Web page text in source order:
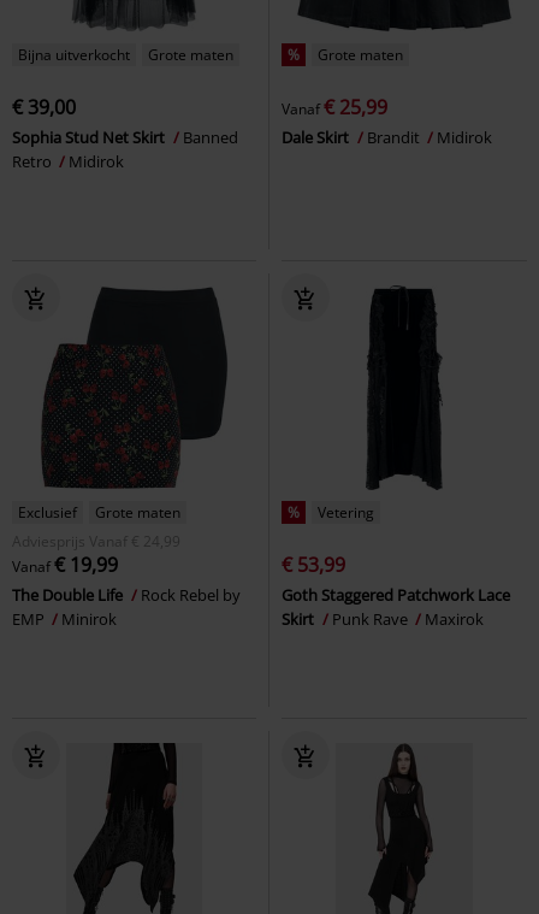
Bijna uitverkocht Grote maten
€ 39,00
Sophia Stud Net Skirt
Banned
Retro
Midirok
% Grote maten
Vanaf€ 25,99
Dale Skirt Brandit Midirok
Exclusief
Grote maten
Adviesprijs
Vanaf € 24,99
Vanaf€ 19,99
The Double Life
Rock Rebel by
EMP
Minirok
% Vetering
€ 53,99
Goth Staggered Patchwork Lace
Skirt
Punk Rave Maxirok